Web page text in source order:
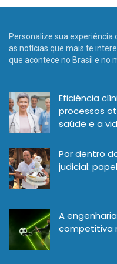
Personalize sua experiência
as notícias que mais te
que acontece no Brasil e no
Eficiência
processos
saúde e a
Por dentro
judicial:
A
competitiva